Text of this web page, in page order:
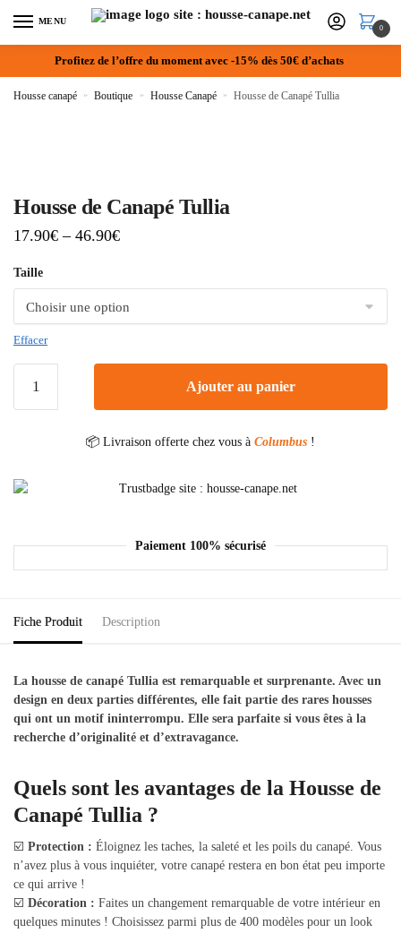
MENU
0
Profitez de l’offre du moment avec -15% dès 50€ d’achats
Housse canapé » Boutique » Housse Canapé » Housse de Canapé Tullia
Housse de Canapé Tullia
17.90€ – 46.90€
Taille
Effacer
Ajouter au panier
📦 Livraison offerte chez vous à Columbus !
Paiement 100% sécurisé
Fiche Produit Description
La housse de canapé Tullia est remarquable et surprenante. Avec un
design en deux parties différentes, elle fait partie des rares housses
qui ont un motif ininterrompu. Elle sera parfaite si vous êtes à la
recherche d’originalité et d’extravagance.
Quels sont les avantages de la Housse de
Canapé Tullia ?
☑️ Protection : Éloignez les taches, la saleté et les poils du canapé. Vous
n’avez plus à vous inquiéter, votre canapé restera en bon état peu importe
ce qui arrive !
☑️ Décoration : Faites un changement remarquable de votre intérieur en
quelques minutes ! Choisissez parmi plus de 400 modèles pour un look